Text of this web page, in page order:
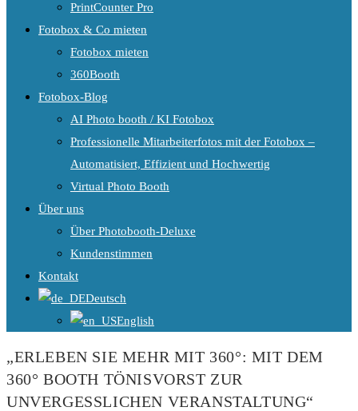
PrintCounter Pro
Fotobox & Co mieten
Fotobox mieten
360Booth
Fotobox-Blog
AI Photo booth / KI Fotobox
Professionelle Mitarbeiterfotos mit der Fotobox –
Automatisiert, Effizient und Hochwertig
Virtual Photo Booth
Über uns
Über Photobooth-Deluxe
Kundenstimmen
Kontakt
Deutsch
English
„ERLEBEN SIE MEHR MIT 360°: MIT DEM
360° BOOTH TÖNISVORST ZUR
UNVERGESSLICHEN VERANSTALTUNG“